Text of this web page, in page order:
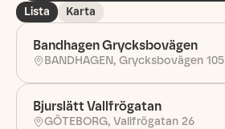
Lista Karta
Bandhagen Grycksbovägen
BANDHAGEN, Grycksbovägen 105
Bjurslätt Vallfrögatan
GÖTEBORG, Vallfrögatan 26